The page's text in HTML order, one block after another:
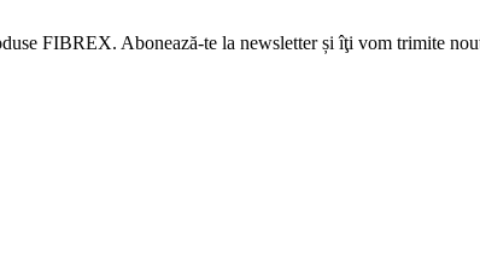
FIBREX. Abonează-te la newsletter și îţi vom trimite